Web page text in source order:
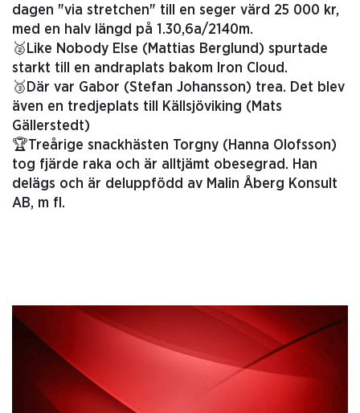
dagen "via stretchen" till en seger värd 25 000 kr,
med en halv längd på 1.30,6a/2140m.
🥈Like Nobody Else (Mattias Berglund) spurtade
starkt till en andraplats bakom Iron Cloud.
🥉Där var Gabor (Stefan Johansson) trea. Det blev
även en tredjeplats till Källsjöviking (Mats
Gällerstedt)
🏆Treårige snackhästen Torgny (Hanna Olofsson)
tog fjärde raka och är alltjämt obesegrad. Han
delägs och är deluppfödd av Malin Åberg Konsult
AB, m fl.